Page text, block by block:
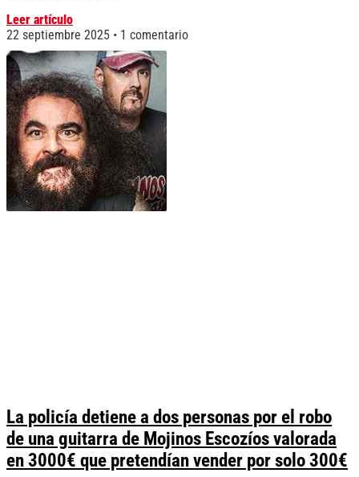
Leer artículo
22 septiembre 2025
1 comentario
La policía detiene a dos personas por el robo
de una guitarra de Mojinos Escozíos valorada
en 3000€ que pretendían vender por solo 300€